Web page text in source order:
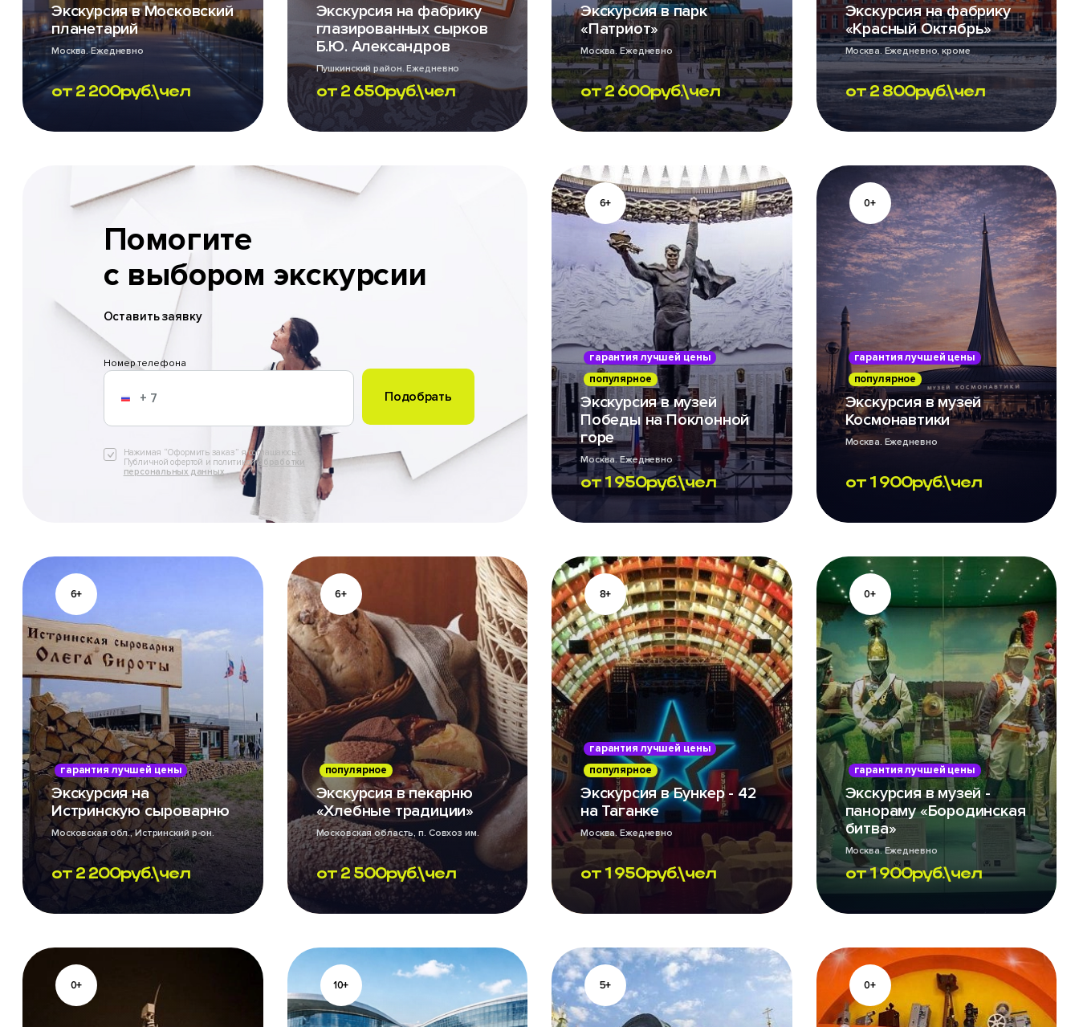
Экскурсия в Московский
планетарий
Москва. Ежедневно
от2 200руб.\чел
Экскурсия на фабрику
глазированных сырков
Б.Ю. Александров
Пушкинский район. Ежедневно
от 2 650руб.\чел
Экскурсия в парк
«Патриот»
Москва. Ежедневно
от2 600руб.\чел
Экскурсия на фабрику
«Красный Октябрь»
Москва. Ежедневно, кроме
воскресенья
от2 800руб.\чел
Помогите
с выбором экскурсии
Оставить заявку
Номер телефона
Нажимая “Оформить заказ” я соглашаюсь с
Публичной офертой и политикойобработки
персональных данных
гарантия лучшей цены
популярное
6+
Экскурсия в музей
Победы на Поклонной
горе
Москва. Ежедневно
от1 950руб.\чел
гарантия лучшей цены
популярное
0+
Экскурсия в музей
Космонавтики
Москва. Ежедневно
от 1 900руб.\чел
гарантия лучшей цены
6+
Экскурсия на
Истринскую сыроварню
Московская обл., Истринский р-он.
Ежедневно
от2 200руб.\чел
популярное
6+
Экскурсия в пекарню
«Хлебные традиции»
Московская область, п. Совхоз им.
Ленина. Ежедневно
от2 500руб.\чел
гарантия лучшей цены
популярное
8+
Экскурсия в Бункер - 42
на Таганке
Москва. Ежедневно
от 1 950руб.\чел
гарантия лучшей цены
0+
Экскурсия в музей -
панораму «Бородинская
битва»
Москва. Ежедневно
от1 900руб.\чел
0+ 10+ 5+ 0+